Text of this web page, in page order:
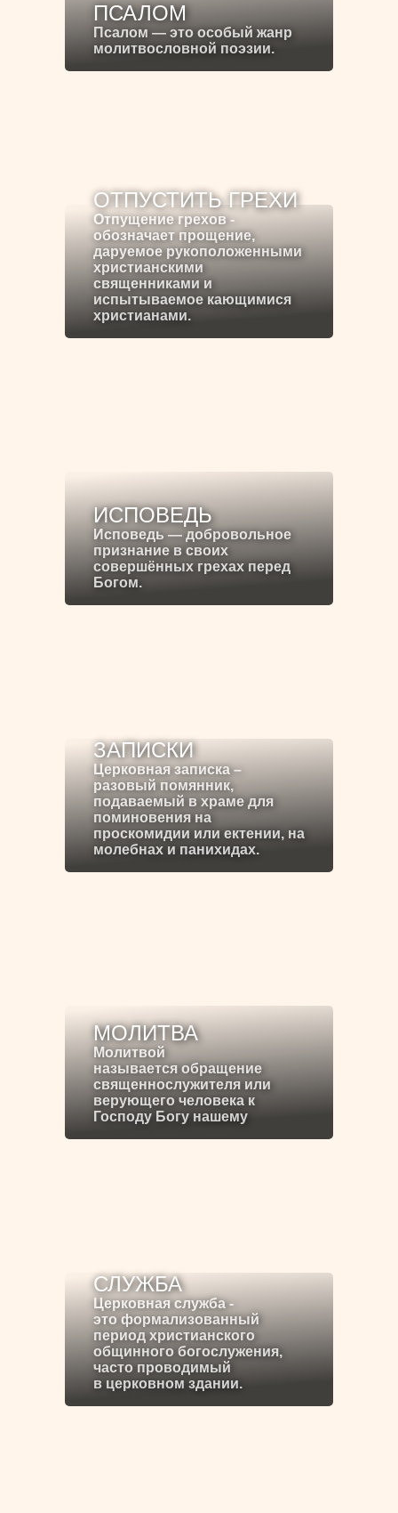
ПСАЛОМ
Псалом — это особый жанр
молитвословной поэзии.
ОТПУСТИТЬ ГРЕХИ
Отпущение грехов -
обозначает прощение,
даруемое рукоположенными
христианскими
священниками и
испытываемое кающимися
христианами.
ИСПОВЕДЬ
Исповедь — добровольное
признание в своих
совершённых грехах перед
Богом.
ЗАПИСКИ
Церковная записка –
разовый помянник,
подаваемый в храме для
поминовения на
проскомидии или ектении, на
молебнах и панихидах.
МОЛИТВА
Молитвой
называется обращение
священнослужителя или
верующего человека к
Господу Богу нашему
СЛУЖБА
Церковная служба -
это формализованный
период христианского
общинного богослужения,
часто проводимый
в церковном здании.